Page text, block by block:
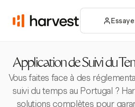
Application de Suivi du
Vous faites face à des
suivi du temps au Portugal ?
solutions complètes pour